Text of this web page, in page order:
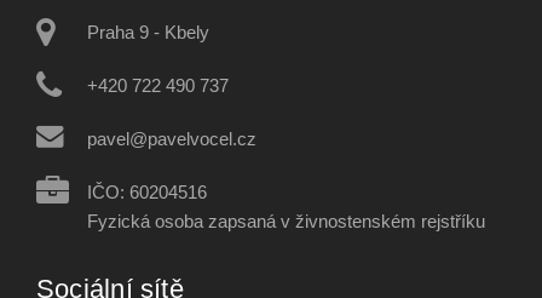
Praha 9 - Kbely
+420 722 490 737
pavel@pavelvocel.cz
IČO: 60204516
Fyzická osoba zapsaná v živnostenském rejstříku
Sociální sítě